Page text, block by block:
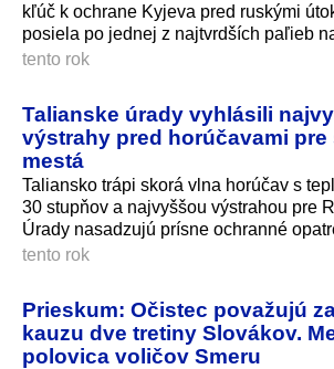
kľúč k ochrane Kyjeva pred ruskými
posiela po jednej z najtvrdších paľieb
tento rok
Talianske úrady vyhlásili
výstrahy pred horúčavami
mestá
Taliansko trápi skorá vlna horúčav s
30 stupňov a najvyššou výstrahou pre
Úrady nasadzujú prísne ochranné
tento rok
Prieskum: Očistec považujú
kauzu dve tretiny Slovákov.
polovica voličov Smeru